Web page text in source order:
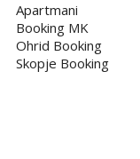
Apartmani
Booking MK
Ohrid Booking
Skopje Booking